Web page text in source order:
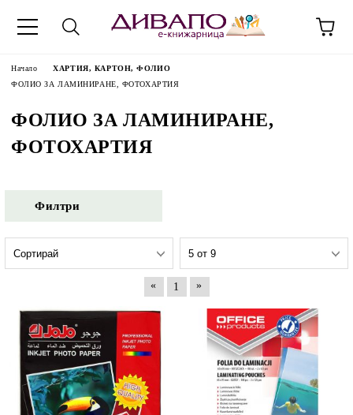
Начало
ХАРТИЯ, КАРТОН, ФОЛИО
ФОЛИО ЗА ЛАМИНИРАНЕ, ФОТОХАРТИЯ
ФОЛИО ЗА ЛАМИНИРАНЕ,
ФОТОХАРТИЯ
Филтри
« 1 »